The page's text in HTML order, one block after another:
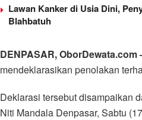
Lawan Kanker di Usia Dini,
Blahbatuh
DENPASAR, OborDewata.com
mendeklarasikan penolakan
Deklarasi tersebut disampaikan
Niti Mandala Denpasar, Sabtu